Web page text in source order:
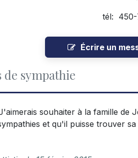
tél: 450-
Écrire un
de sympathie
souhaiter à la famille de
et qu'il puisse trouver